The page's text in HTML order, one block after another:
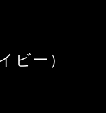
ビー）